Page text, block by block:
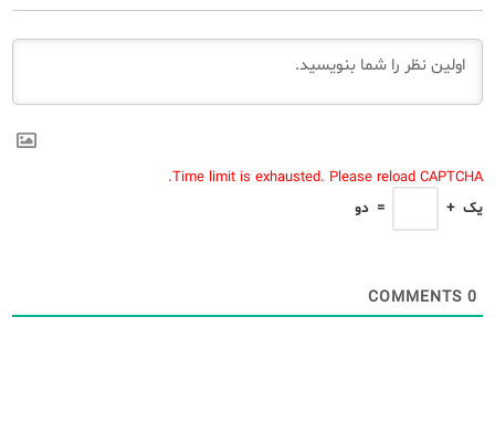
Time limit is exhausted. Please reload CAPTCHA.
یک +
= دو
0